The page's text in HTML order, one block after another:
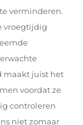
verminderen.
vroegtijdig
maakt juist het
voordat ze
controleren
niet zomaar